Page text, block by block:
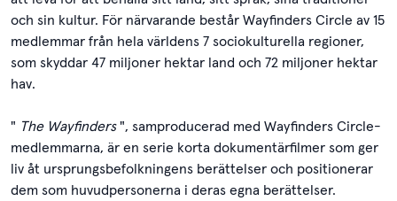
och sin kultur. För närvarande består Wayfinders Circle av 15
medlemmar från hela världens 7 sociokulturella regioner,
som skyddar 47 miljoner hektar land och 72 miljoner hektar
hav.
" The Wayfinders", samproducerad med Wayfinders Circle-
medlemmarna, är en serie korta dokumentärfilmer som ger
liv åt ursprungsbefolkningens berättelser och positionerar
dem som huvudpersonerna i deras egna berättelser.